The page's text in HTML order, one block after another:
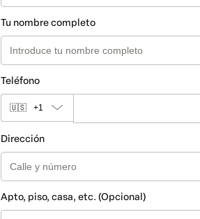
Tu nombre completo
Teléfono
🇺🇸 +1
Dirección
Apto, piso, casa, etc. (Opcional)